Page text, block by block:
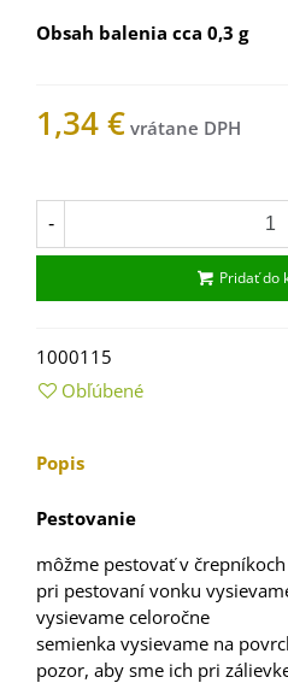
Obsah balenia cca 0,3 g
1,34 €
-
Pridať do
1000115
Obľúbené
Popis
Pestovanie
môžme pestovať v
pri pestovaní vonku
vysievame celoročne
semienka vysievame na
pozor, aby sme ich pri